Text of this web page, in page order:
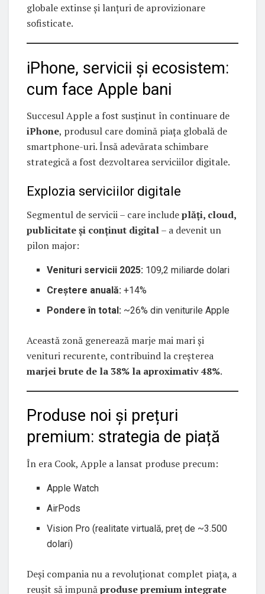
globale extinse și lanțuri de aprovizionare
sofisticate.
iPhone, servicii și ecosistem:
cum face Apple bani
Succesul Apple a fost susținut în continuare de
iPhone, produsul care domină piața globală de
smartphone-uri. Însă adevărata schimbare
strategică a fost dezvoltarea serviciilor digitale.
Explozia serviciilor digitale
Segmentul de servicii – care includeplăți, cloud,
publicitate și conținut digital– a devenit un
pilon major:
Venituri servicii 2025: 109,2 miliarde dolari
Creștere anuală: +14%
Pondere în total: ~26% din veniturile Apple
Această zonă generează marje mai mari și
venituri recurente, contribuind la creșterea
marjei brute de la 38% la aproximativ 48%.
Produse noi și prețuri
premium: strategia de piață
În era Cook, Apple a lansat produse precum:
Apple Watch
AirPods
Vision Pro (realitate virtuală, preț de ~3.500
dolari)
Deși compania nu a revoluționat complet piața, a
reușit să impunăproduse premium integrate